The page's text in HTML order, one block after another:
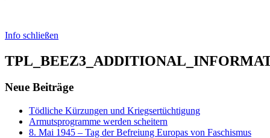
Info schließen
Neue Beiträge
Tödliche Kürzungen und Kriegsertüchtigung
Armutsprogramme werden scheitern
8. Mai 1945 – Tag der Befreiung Europas von Faschismus